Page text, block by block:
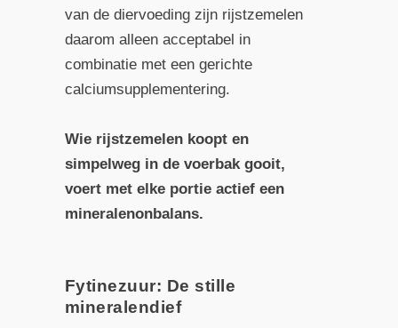
van de diervoeding zijn rijstzemelen
daarom alleen acceptabel in
combinatie met een gerichte
calciumsupplementering.
Wie rijstzemelen koopt en
simpelweg in de voerbak gooit,
voert met elke portie actief een
mineralenonbalans.
Fytinezuur: De stille
mineralendief